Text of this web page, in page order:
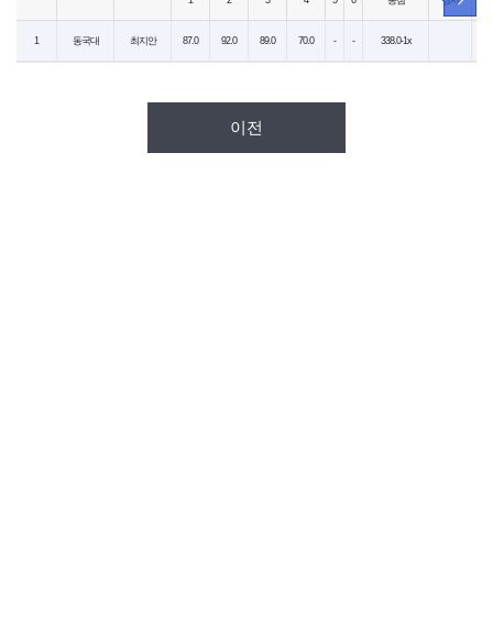
1 동국대 최지안 87.0 92.0 89.0 70.0 - - 338.0-1x
이전